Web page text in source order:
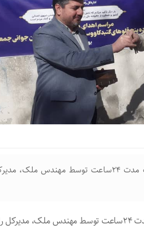
کلید منزل مسکونی به خانواده پنج قلوهای گنبدی ظرف مدت ۲۴ساعت
کلید منزل مسکونی به خانواده پنج قلوهای گنبدی ظرف مدت ۲۴ساعت